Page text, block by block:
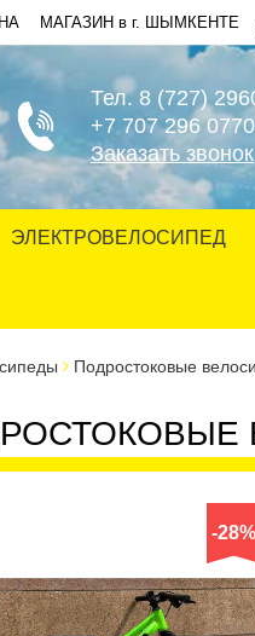
МАГАЗИН в г. ШЫМКЕНТЕ
Тел. 8 (727)
+7 707 296 0770
Заказать звонок
ЭЛЕКТРОВЕЛОСИПЕД
Подростоковые
-28%